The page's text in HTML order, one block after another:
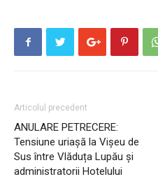
Articolul precedent
ANULARE PETRECERE:
Tensiune uriașă la Vișeu de
Sus între Vlăduța Lupău și
administratorii Hotelului